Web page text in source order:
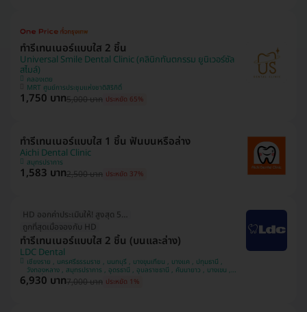
ทำรีเทนเนอร์แบบใส 2 ชิ้น
Universal Smile Dental Clinic (คลินิกทันตกรรม ยูนิเวอร์ซัล
สไมล์)
คลองเตย
MRT ศูนย์การประชุมแห่งชาติสิริกิติ์
1,750 บาท5,000 บาท ประหยัด 65%
ทำรีเทนเนอร์แบบใส 1 ชิ้น ฟันบนหรือล่าง
Aichi Dental Clinic
สมุทรปราการ
1,583 บาท2,500 บาท ประหยัด 37%
HD ออกค่าประเมินให้! สูงสุด 500 บ.
ถูกที่สุดเมื่อจองกับ HD
ทำรีเทนเนอร์แบบใส 2 ชิ้น (บนและล่าง)
LDC Dental
เชียงราย , นครศรีธรรมราช , นนทบุรี , บางขุนเทียน , บางแค , ปทุมธานี ,
วังทองหลาง , สมุทรปราการ , อุดรธานี , อุบลราชธานี , คันนายาว , บางเขน ,
หลักสี่ , สวนหลวง , มีนบุรี , นครพนม , ทวีวัฒนา
6,930 บาท7,000 บาท ประหยัด 1%